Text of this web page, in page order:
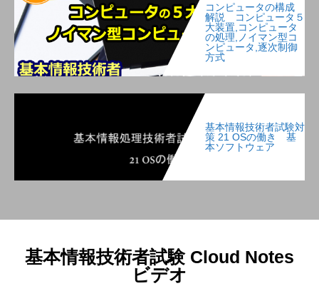
コンピュータの構成
解説 コンピュータ５
大装置,コンピュータ
の処理,ノイマン型コ
ンピュータ,逐次制御
方式
基本情報技術者試験対
策 21 OSの働き 基
本ソフトウェア
基本情報技術者試験 Cloud Notes
ビデオ